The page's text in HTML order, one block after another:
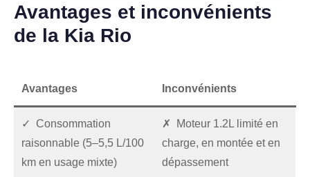
Avantages et inconvénients
de la Kia Rio
Avantages Inconvénients
✓ Consommation
raisonnable (5–5,5 L/100
km en usage mixte)
✗ Moteur 1.2L limité en
charge, en montée et en
dépassement